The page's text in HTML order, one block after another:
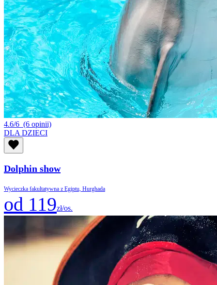
4.6/6 (6 opinii)
DLA DZIECI
Dolphin show
Wycieczka fakultatywna z Egiptu, Hurghada
od 119zł/os.